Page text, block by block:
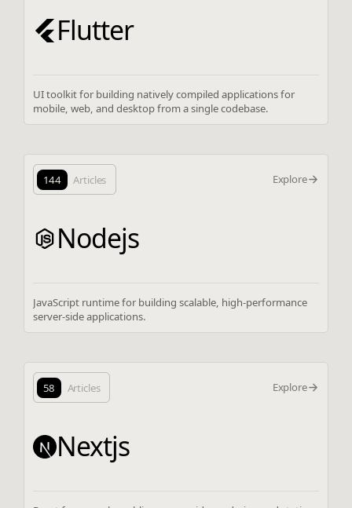
Flutter
UI toolkit for building natively compiled applications for
mobile, web, and desktop from a single codebase.
144 Articles Explore
Nodejs
JavaScript runtime for building scalable, high-performance
server-side applications.
58 Articles Explore
Nextjs